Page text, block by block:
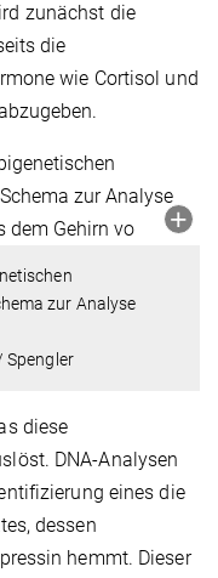
zunächst die
die
wie Cortisol und
zur Analyse
diese
DNA-Analysen
eines die
dessen
hemmt. Dieser